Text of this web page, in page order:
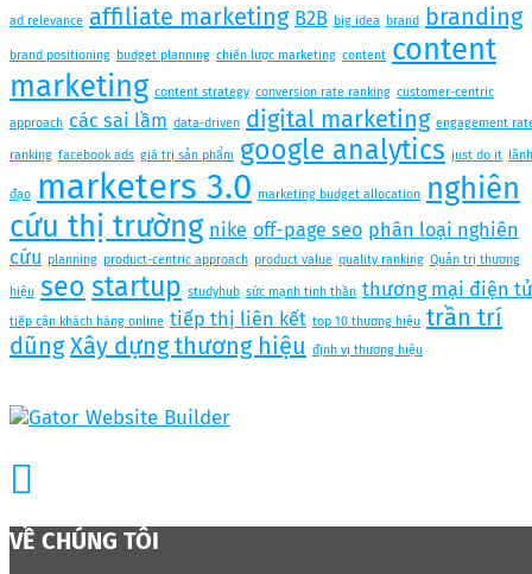
ad relevance affiliate marketing B2B big idea brand branding
brand positioning budget planning chiến lược marketing content content
marketing content strategy conversion rate ranking customer-centric
approach các sai lầm data-driven digital marketing engagement
ranking facebook ads giá trị sản phẩm google analytics just do it lãnh
đạo marketers 3.0 marketing budget allocation nghiên
cứu thị trường nike off-page seo phân loại nghiên
cứu planning product-centric approach product value quality ranking Quản trị thương
hiệu seo startup studyhub sức mạnh tinh thần thương mại điện tử
tiếp cận khách hàng online tiếp thị liên kết top 10 thương hiệu trần trí
dũng Xây dựng thương hiệu định vị thương hiệu
VỀ CHÚNG TÔI